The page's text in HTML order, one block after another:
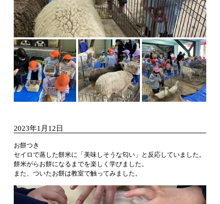
2023年1月12日
お餅つき
セイロで蒸した餅米に「美味しそうな匂い」と反応していました。
餅米がらお餅になるまでを楽しく学びました。
また、ついたお餅は教室で触ってみました。